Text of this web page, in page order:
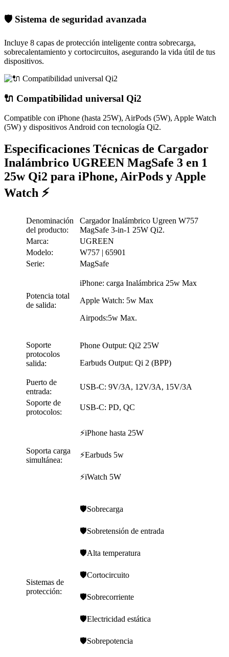
🛡️ Sistema de seguridad avanzada
Incluye 8 capas de protección inteligente contra sobrecarga,
sobrecalentamiento y cortocircuitos, asegurando la vida útil de tus
dispositivos.
🔌 Compatibilidad universal Qi2
Compatible con iPhone (hasta 25W), AirPods (5W), Apple Watch
(5W) y dispositivos Android con tecnología Qi2.
Especificaciones Técnicas de Cargador
Inalámbrico UGREEN MagSafe 3 en 1
25w Qi2 para iPhone, AirPods y Apple
Watch ⚡
Denominación
del producto:
Cargador Inalámbrico Ugreen W757
MagSafe 3-in-1 25W Qi2.
Marca:
UGREEN
Modelo:
W757 | 65901
Serie:
MagSafe
Potencia total
de salida:
iPhone: carga Inalámbrica 25w Max
Apple Watch: 5w Max
Airpods:5w Max.
Soporte
protocolos
salida:
Phone Output: Qi2 25W
Earbuds Output: Qi 2 (BPP)
Puerto de
entrada:
USB-C: 9V/3A, 12V/3A, 15V/3A
Soporte de
protocolos:
USB-C: PD, QC
Soporta carga
simultánea:
⚡iPhone hasta 25W
⚡Earbuds 5w
⚡iWatch 5W
Sistemas de
protección:
🛡️Sobrecarga
🛡️Sobretensión de entrada
🛡️Alta temperatura
🛡️Cortocircuito
🛡️Sobrecorriente
🛡️Electricidad estática
🛡️Sobrepotencia